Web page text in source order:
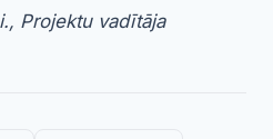
Projektu vadītāja